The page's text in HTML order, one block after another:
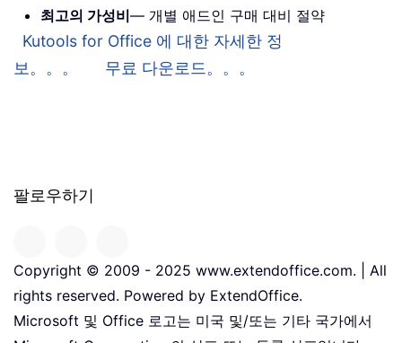
최고의 가성비— 개별 애드인 구매 대비 절약
Kutools for Office 에 대한 자세한 정
보。。。
무료 다운로드。。。
팔로우하기
Copyright © 2009 - 2025 www.extendoffice.com. | All
rights reserved. Powered by ExtendOffice.
Microsoft 및 Office 로고는 미국 및/또는 기타 국가에서